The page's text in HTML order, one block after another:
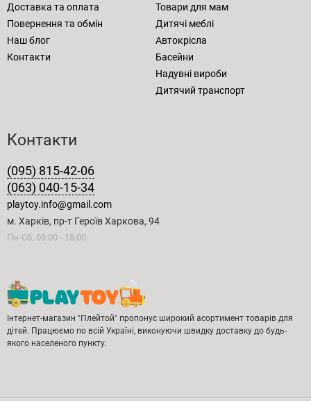
Доставка та оплата
Повернення та обмін
Наш блог
Контакти
Товари для мам
Дитячі меблі
Автокрісла
Басейни
Надувні вироби
Дитячий транспорт
Контакти
(095) 815-42-06
(063) 040-15-34
playtoy.info@gmail.com
м. Харків, пр-т Героїв Харкова, 94
Пн-Сб: 09:00 - 18:00
Інтернет-магазин "Плейтой" пропонує широкий асортимент товарів для
дітей. Працюємо по всій Україні, виконуючи швидку доставку до будь-
якого населеного пункту.